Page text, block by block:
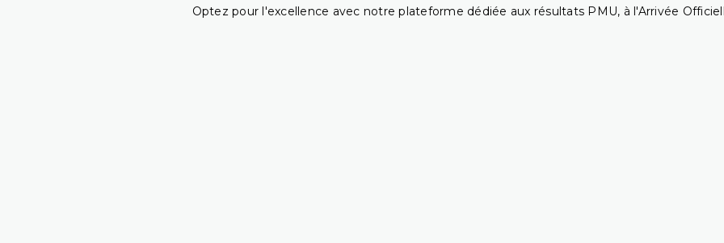
Optez pour l'excellence avec notre plateforme dédiée aux résultats PMU, à l'Arrivée